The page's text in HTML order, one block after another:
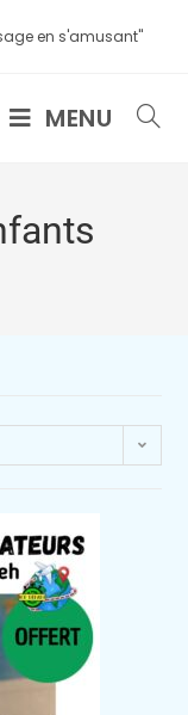
en s'amusant"
MENU